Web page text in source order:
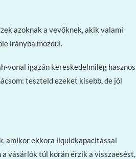
azoknak a vevőknek, akik valami
irányba mozdul.
vonal igazán kereskedelmileg hasznos
teszteld ezeket kisebb, de jól
amikor ekkora liquidkapacitással
vásárlók túl korán érzik a visszaesést,